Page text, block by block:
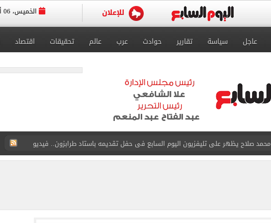
الخميس، 06 أغسطس 2026
عاجل سياسة تقارير حوادث عرب عالم تحقيقات اقتصاد
أسعار الذهب في مصر تتراجع.. وعيار 21 يسجل هذا الرقم
الاستعلامات تفند ادعاءات ذا صن وميرور حول علاج سيدة بريطانية في شرم الشيخ
ما حكم رشّ المياه أمام المنازل؟.. أمين الفتوى يجيب (فيديو)